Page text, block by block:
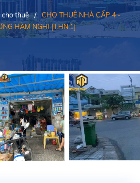
thuê / CHO THUÊ NHÀ CẤP 4 -
HÀM NGHI [T.HN.1]